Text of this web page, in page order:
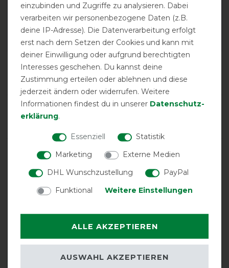
Bucas Therapy Cooler -
Navy/Orange
Product Reviews
5
Product Rating
product experience
calculated from 5 customer reviews
Positive
60%
20%
Negative
20%
einzubinden und Zugriffe zu analysieren. Dabei
verarbeiten wir personenbezogene Daten (z.B.
deine IP-Adresse). Die Datenverarbeitung erfolgt
erst nach dem Setzen der Cookies und kann mit
deiner Einwilligung oder aufgrund berechtigten
Interesses geschehen. Du kannst deine
Zustimmung erteilen oder ablehnen und diese
jederzeit ändern oder widerrufen. Weitere
Informationen findest du in unserer Daten­schutz­
erklärung.
Essenziell
Statistik
Marketing
Externe Medien
DHL Wunschzustellung
PayPal
Funktional
Weitere Einstellungen
ALLE AKZEPTIEREN
AUSWAHL AKZEPTIEREN